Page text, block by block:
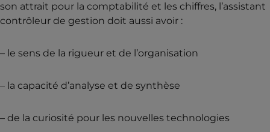
son attrait pour la comptabilité et les chiffres, l’assistant
contrôleur de gestion doit aussi avoir :
– le sens de la rigueur et de l’organisation
– la capacité d’analyse et de synthèse
– de la curiosité pour les nouvelles technologies